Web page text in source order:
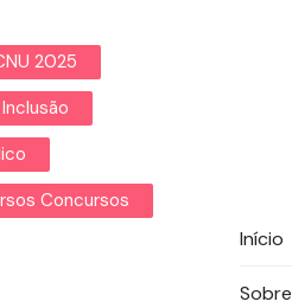
2025
Concursos
Início
Sobre